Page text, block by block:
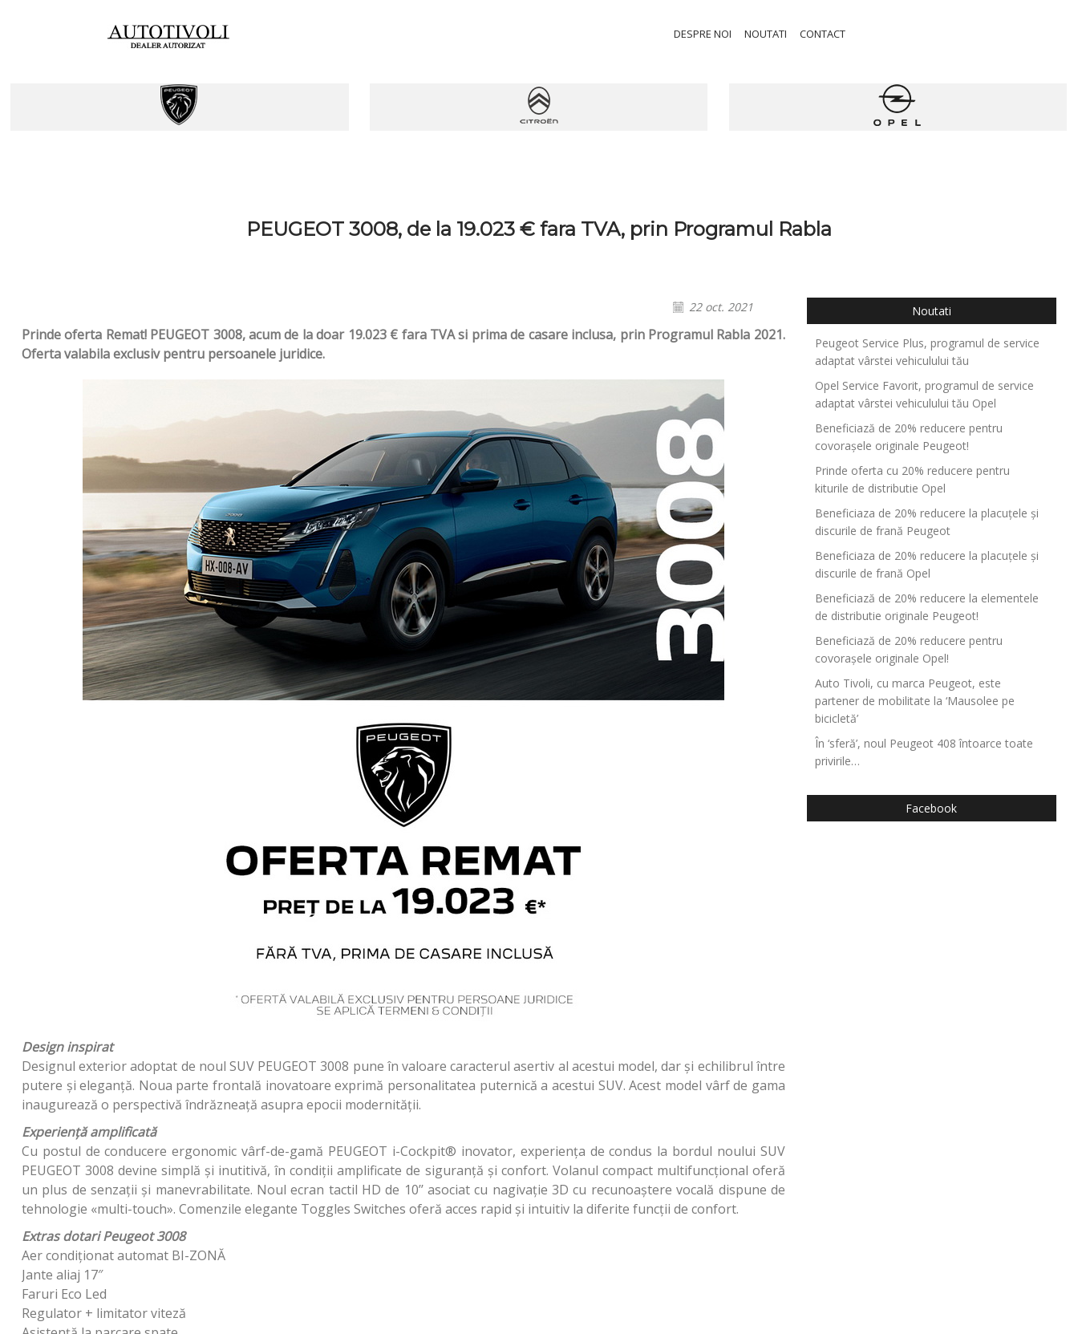
DESPRE NOI NOUTATI CONTACT
PEUGEOT 3008, de la 19.023 € fara TVA, prin Programul Rabla
22 oct. 2021
Prinde oferta Remat! PEUGEOT 3008, acum de la doar 19.023 € fara TVA si prima de casare inclusa, prin Programul Rabla 2021.
Oferta valabila exclusiv pentru persoanele juridice.
Design inspirat
Designul exterior adoptat de noul SUV PEUGEOT 3008 pune în valoare caracterul asertiv al acestui model, dar și echilibrul între
putere și eleganță. Noua parte frontală inovatoare exprimă personalitatea puternică a acestui SUV. Acest model vârf de gama
inaugurează o perspectivă îndrăzneață asupra epocii modernității.
Experiență amplificată
Cu postul de conducere ergonomic vârf-de-gamă PEUGEOT i-Cockpit® inovator, experiența de condus la bordul noului SUV
PEUGEOT 3008 devine simplă și inutitivă, în condiții amplificate de siguranță și confort. Volanul compact multifuncțional oferă
un plus de senzații și manevrabilitate. Noul ecran tactil HD de 10’’ asociat cu nagivație 3D cu recunoaștere vocală dispune de
tehnologie «multi-touch». Comenzile elegante Toggles Switches oferă acces rapid și intuitiv la diferite funcții de confort.
Extras dotari Peugeot 3008
Aer condiționat automat BI-ZONĂ
Jante aliaj 17″
Faruri Eco Led
Regulator + limitator viteză
Noutati
Peugeot Service Plus, programul de service
adaptat vârstei vehiculului tău
Opel Service Favorit, programul de service
adaptat vârstei vehiculului tău Opel
Beneficiază de 20% reducere pentru
covorașele originale Peugeot!
Prinde oferta cu 20% reducere pentru
kiturile de distributie Opel
Beneficiaza de 20% reducere la placuțele și
discurile de frană Peugeot
Beneficiaza de 20% reducere la placuțele și
discurile de frană Opel
Beneficiază de 20% reducere la elementele
de distributie originale Peugeot!
Beneficiază de 20% reducere pentru
covorașele originale Opel!
Auto Tivoli, cu marca Peugeot, este
partener de mobilitate la ‘Mausolee pe
bicicletă’
În ‘sferă’, noul Peugeot 408 întoarce toate
privirile…
Facebook